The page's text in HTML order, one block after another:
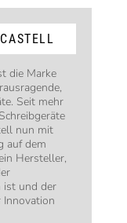
die Marke
Seit mehr
nun mit
auf dem
Hersteller,
ist und der
Innovation